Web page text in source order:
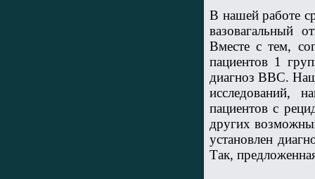
В нашей работе
вазовагальный
Вместе с тем,
пациентов 1
диагноз ВВС.
исследований,
пациентов с
других
установлен
Так,